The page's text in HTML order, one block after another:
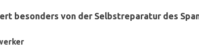
besonders von der Selbstreparatur des